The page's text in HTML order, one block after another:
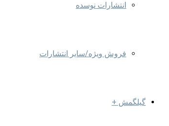
انتشارات نوسده
فروش ویژه/سایر انتشارات
گیلگمش +